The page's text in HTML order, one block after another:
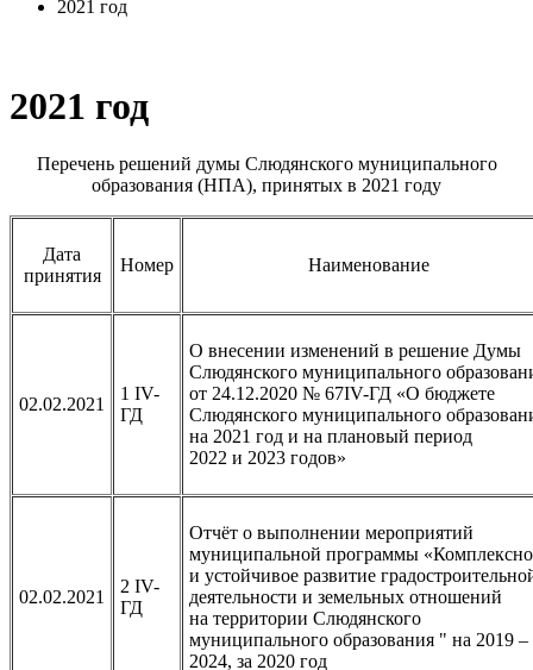
2021 год
2021 год
Перечень решений думы Слюдянского муниципального
образования (НПА), принятых в 2021 году
Дата
принятия
Номер Наименование
02.02.2021
1 IV-
ГД
О внесении изменений в решение Думы
Слюдянского муниципального
от 24.12.2020 № 67IV-ГД «О бюджете
Слюдянского муниципального
на 2021 год и на плановый период
2022 и 2023 годов»
02.02.2021
2 IV-
ГД
Отчёт о выполнении мероприятий
муниципальной программы
и устойчивое развитие
деятельности и земельных отношений
на территории Слюдянского
муниципального образования " на 2019 –
2024, за 2020 год